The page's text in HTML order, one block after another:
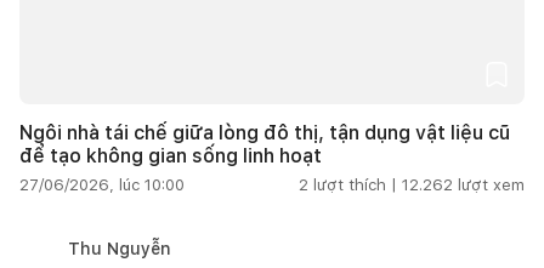
Ngôi nhà tái chế giữa lòng đô thị, tận dụng vật liệu cũ
để tạo không gian sống linh hoạt
27/06/2026, lúc 10:00 2 lượt thích | 12.262 lượt xem
Thu Nguyễn